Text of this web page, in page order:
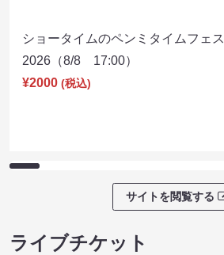
ショータイムのペンミタイムフェス
2026（8/8 17:00）
¥2000 (税込)
サイトを閲覧する
ライブチケット